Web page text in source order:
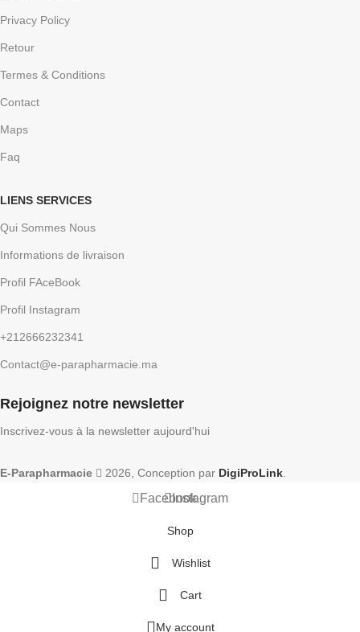
Privacy Policy
Retour
Termes & Conditions
Contact
Maps
Faq
LIENS SERVICES
Qui Sommes Nous
Informations de livraison
Profil FAceBook
Profil Instagram
+212666232341
Contact@e-parapharmacie.ma
Rejoignez notre newsletter
Inscrivez-vous à la newsletter aujourd'hui
E-Parapharmacie 2026, Conception par DigiProLink
FacebookInstagram
Shop
Wishlist
Cart
My account